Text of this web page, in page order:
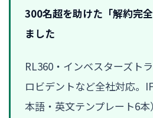
300名超を助けた「解約完
ました
RL360・インベスターズト
ロビデントなど全社対応。
本語・英文テンプレート6